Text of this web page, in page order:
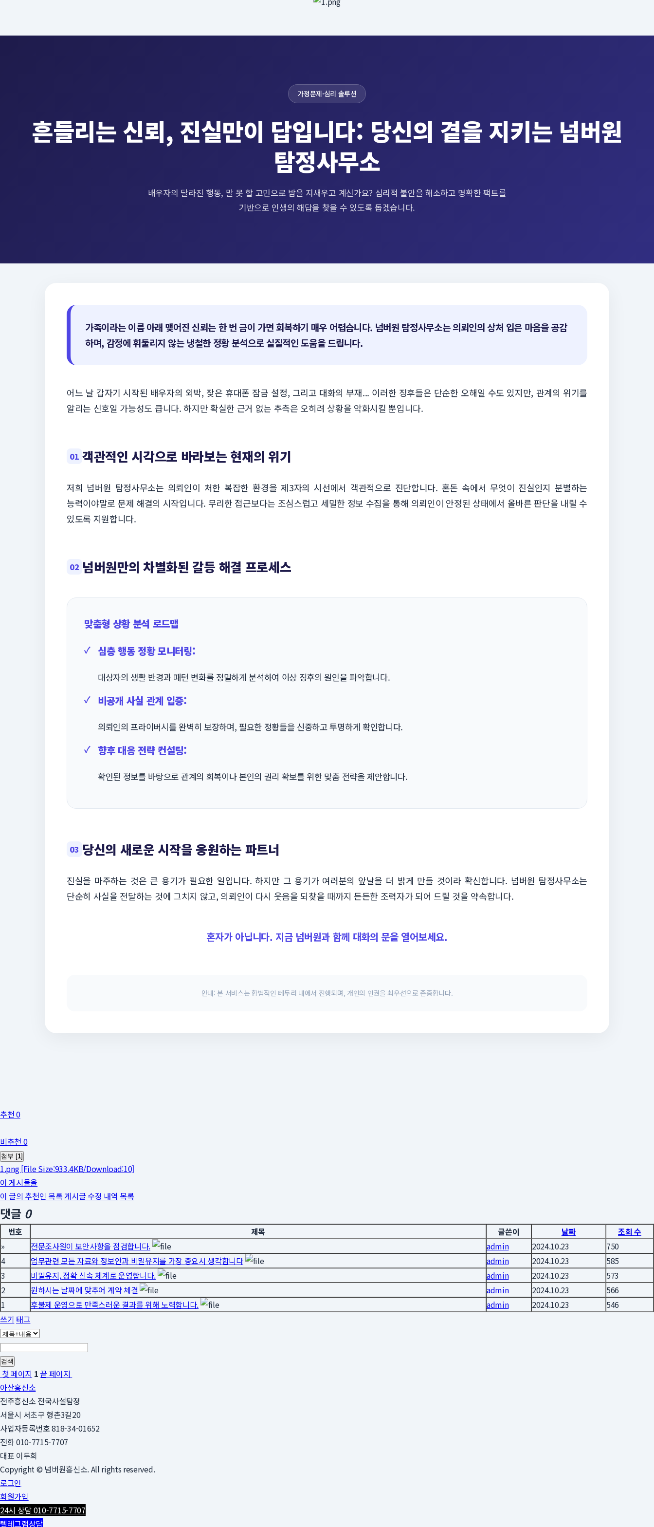
가정문제·심리 솔루션
흔들리는 신뢰, 진실만이 답입니다: 당신의 곁을 지키는 넘버원
탐정사무소
배우자의 달라진 행동, 말 못 할 고민으로 밤을 지새우고 계신가요? 심리적 불안을 해소하고 명확한 팩트를
기반으로 인생의 해답을 찾을 수 있도록 돕겠습니다.
가족이라는 이름 아래 맺어진 신뢰는 한 번 금이 가면 회복하기 매우 어렵습니다. 넘버원 탐정사무소는 의뢰인의 상처 입은 마음을 공감
하며, 감정에 휘둘리지 않는 냉철한 정황 분석으로 실질적인 도움을 드립니다.
어느 날 갑자기 시작된 배우자의 외박, 잦은 휴대폰 잠금 설정, 그리고 대화의 부재... 이러한 징후들은 단순한 오해일 수도 있지만, 관계의 위기를
알리는 신호일 가능성도 큽니다. 하지만 확실한 근거 없는 추측은 오히려 상황을 악화시킬 뿐입니다.
객관적인 시각으로 바라보는 현재의 위기
저희 넘버원 탐정사무소는 의뢰인이 처한 복잡한 환경을 제3자의 시선에서 객관적으로 진단합니다. 혼돈 속에서 무엇이 진실인지 분별하는
능력이야말로 문제 해결의 시작입니다. 무리한 접근보다는 조심스럽고 세밀한 정보 수집을 통해 의뢰인이 안정된 상태에서 올바른 판단을 내릴 수
있도록 지원합니다.
넘버원만의 차별화된 갈등 해결 프로세스
맞춤형 상황 분석 로드맵
심층 행동 정황 모니터링:
대상자의 생활 반경과 패턴 변화를 정밀하게 분석하여 이상 징후의 원인을 파악합니다.
비공개 사실 관계 입증:
의뢰인의 프라이버시를 완벽히 보장하며, 필요한 정황들을 신중하고 투명하게 확인합니다.
향후 대응 전략 컨설팅:
확인된 정보를 바탕으로 관계의 회복이나 본인의 권리 확보를 위한 맞춤 전략을 제안합니다.
당신의 새로운 시작을 응원하는 파트너
진실을 마주하는 것은 큰 용기가 필요한 일입니다. 하지만 그 용기가 여러분의 앞날을 더 밝게 만들 것이라 확신합니다. 넘버원 탐정사무소는
단순히 사실을 전달하는 것에 그치지 않고, 의뢰인이 다시 웃음을 되찾을 때까지 든든한 조력자가 되어 드릴 것을 약속합니다.
혼자가 아닙니다. 지금 넘버원과 함께 대화의 문을 열어보세요.
안내: 본 서비스는 합법적인 테두리 내에서 진행되며, 개인의 인권을 최우선으로 존중합니다.
추천 0
비추천 0
첨부 [1]
1.png[File Size:933.4KB/Download:10]
이 게시물을
이 글의 추천인 목록게시글 수정 내역 목록
댓글 0
번호 제목 글쓴이 날짜
조회 수
»
전문조사원이 보안사항을 점검합니다. admin 2024.10.23
750
4
업무관련 모든 자료와 정보안과 비밀유지를 가장 중요시 생각합니다 admin 2024.10.23
585
3
비밀유지, 정확 신속 체계로 운영합니다. admin 2024.10.23
573
2
원하시는 날짜에 맞추어 계약 체결 admin 2024.10.23
566
1
후불제 운영으로 만족스러운 결과를 위해 노력합니다. admin 2024.10.23
546
쓰기 태그
검색
첫 페이지 1끝 페이지
아산흥신소
전주흥신소 전국사설탐정
서울시 서초구 형촌3길20
사업자등록번호 818-34-01652
전화 010-7715-7707
대표 이두희
Copyright © 넘버원흥신소. All rights reserved.
로그인
회원가입
24시 상담 010-7715-7707
텔레그램상담